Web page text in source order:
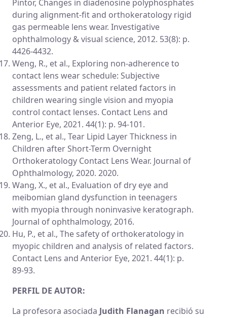
Pintor, Changes in diadenosine polyphosphates
during alignment-fit and orthokeratology rigid
gas permeable lens wear. Investigative
ophthalmology & visual science, 2012. 53(8): p.
4426-4432.
Weng, R., et al., Exploring non-adherence to
contact lens wear schedule: Subjective
assessments and patient related factors in
children wearing single vision and myopia
control contact lenses. Contact Lens and
Anterior Eye, 2021. 44(1): p. 94-101.
Zeng, L., et al., Tear Lipid Layer Thickness in
Children after Short-Term Overnight
Orthokeratology Contact Lens Wear. Journal of
Ophthalmology, 2020. 2020.
Wang, X., et al., Evaluation of dry eye and
meibomian gland dysfunction in teenagers
with myopia through noninvasive keratograph.
Journal of ophthalmology, 2016.
Hu, P., et al., The safety of orthokeratology in
myopic children and analysis of related factors.
Contact Lens and Anterior Eye, 2021. 44(1): p.
89-93.
PERFIL DE AUTOR:
La profesora asociada Judith Flanagan recibió su